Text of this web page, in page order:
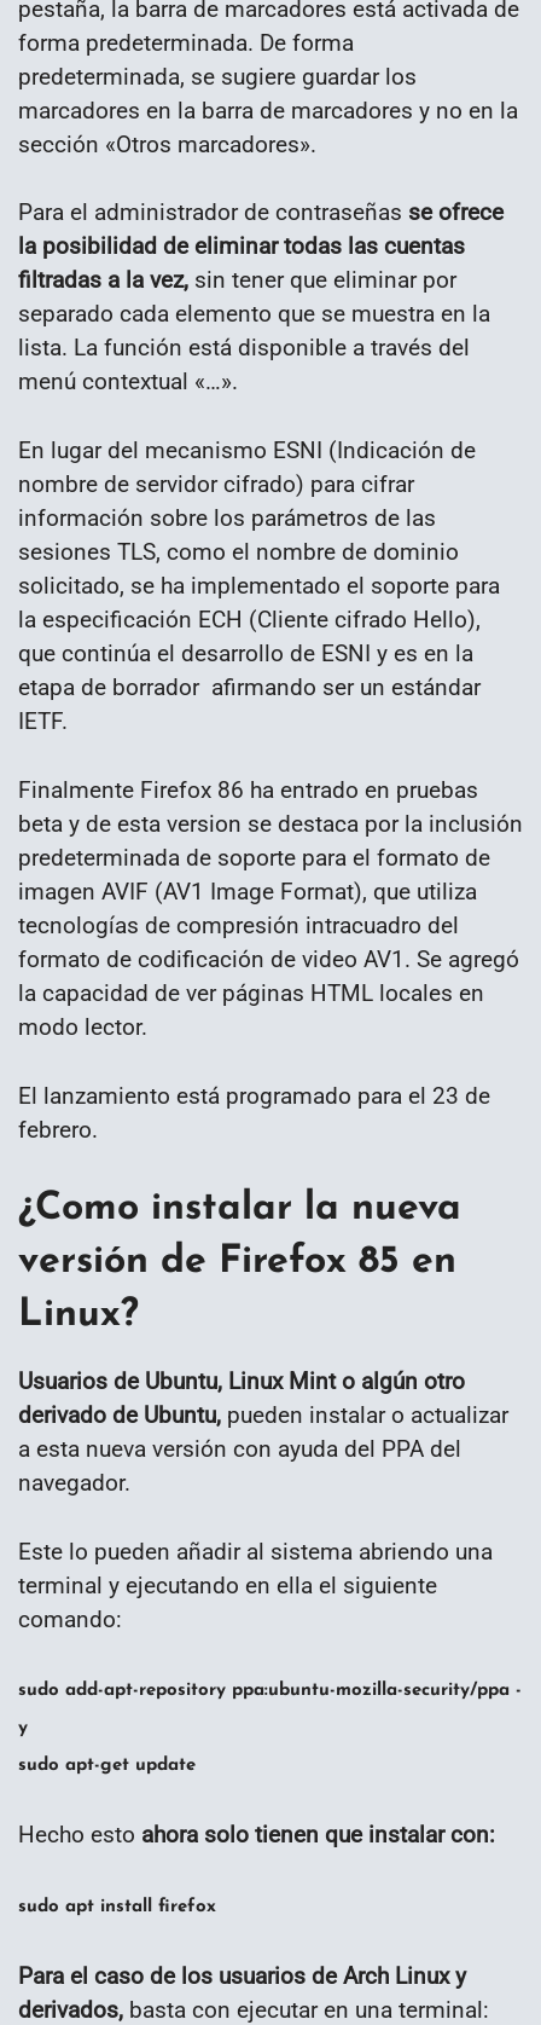
pestaña, la barra de marcadores está activada de
forma predeterminada. De forma
predeterminada, se sugiere guardar los
marcadores en la barra de marcadores y no en la
sección «Otros marcadores».
Para el administrador de contraseñas se ofrece
la posibilidad de eliminar todas las cuentas
filtradas a la vez, sin tener que eliminar por
separado cada elemento que se muestra en la
lista. La función está disponible a través del
menú contextual «…».
En lugar del mecanismo ESNI (Indicación de
nombre de servidor cifrado) para cifrar
información sobre los parámetros de las
sesiones TLS, como el nombre de dominio
solicitado, se ha implementado el soporte para
la especificación ECH (Cliente cifrado Hello),
que continúa el desarrollo de ESNI y es en la
etapa de borrador afirmando ser un estándar
IETF.
Finalmente Firefox 86 ha entrado en pruebas
beta y de esta version se destaca por la inclusión
predeterminada de soporte para el formato de
imagen AVIF (AV1 Image Format), que utiliza
tecnologías de compresión intracuadro del
formato de codificación de video AV1. Se agregó
la capacidad de ver páginas HTML locales en
modo lector.
El lanzamiento está programado para el 23 de
febrero.
¿Como instalar la nueva
versión de Firefox 85 en
Linux?
Usuarios de Ubuntu, Linux Mint o algún otro
derivado de Ubuntu, pueden instalar o actualizar
a esta nueva versión con ayuda del PPA del
navegador.
Este lo pueden añadir al sistema abriendo una
terminal y ejecutando en ella el siguiente
comando:
sudo add-apt-repository ppa:ubuntu-mozilla-security/ppa -
y
sudo apt-get update
Hecho esto ahora solo tienen que instalar con:
sudo apt install firefox
Para el caso de los usuarios de Arch Linux y
derivados, basta con ejecutar en una terminal: